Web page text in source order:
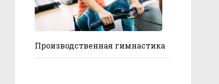
Производственная гимнастика